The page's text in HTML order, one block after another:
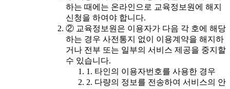
하는 때에는 온라인으로 교육정보원에 해지
신청을 하여야 합니다.
② 교육정보원은 이용자가 다음 각 호에 해당
하는 경우 사전통지 없이 이용계약을 해지하
거나 전부 또는 일부의 서비스 제공을 중지할
수 있습니다.
1. 타인의 이용자번호를 사용한 경우
2. 다량의 정보를 전송하여 서비스의 안